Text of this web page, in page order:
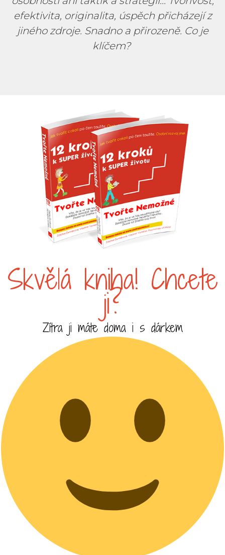
efektivita, originalita, úspěch přicházejí z
jiného zdroje. Snadno a přirozeně. Co je
klíčem?
Skvělá kniha! Chcete
ji?
Zítra ji máte doma i s dárkem